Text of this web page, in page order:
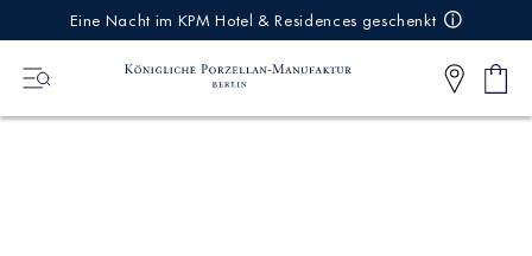
Eine Nacht im KPM Hotel & Residences geschenkt
0
Artikel